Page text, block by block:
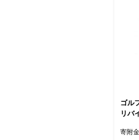
ゴル
リバ
バイ
寄附